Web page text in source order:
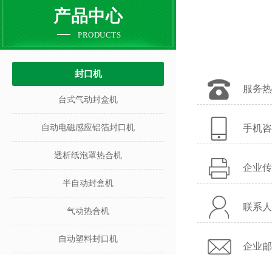
产品中心
PRODUCTS
封口机
台式气动封盒机
自动电磁感应铝箔封口机
透析纸泡罩热合机
半自动封盒机
气动热合机
自动塑料封口机
服务
手机
企业
联系
企业